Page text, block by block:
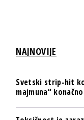
NAJNOVIJE
Svetski strip-hit
majmuna“